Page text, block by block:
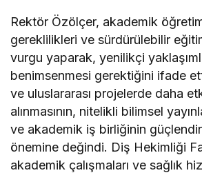
Rektör Özölçer, akademik
gereklilikleri ve sürdürülebilir
vurgu yaparak, yenilikçi
benimsenmesi gerektiğini ifade
ve uluslararası projelerde daha
alınmasının, nitelikli bilimsel
ve akademik iş birliğinin
önemine değindi. Diş Hekimliği
akademik çalışmaları ve sağlık